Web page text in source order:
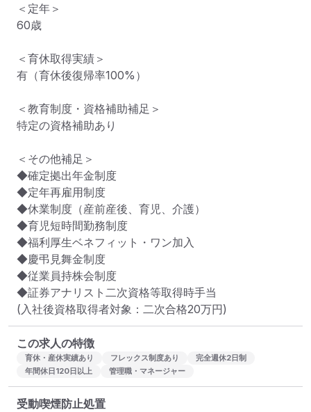
＜定年＞
60歳
＜育休取得実績＞
有（育休後復帰率100%）
＜教育制度・資格補助補足＞
特定の資格補助あり
＜その他補足＞
◆確定拠出年金制度
◆定年再雇用制度
◆休業制度（産前産後、育児、介護）
◆育児短時間勤務制度
◆福利厚生ベネフィット・ワン加入
◆慶弔見舞金制度
◆従業員持株会制度
◆証券アナリスト二次資格等取得時手当
(入社後資格取得者対象：二次合格20万円)
この求人の特徴
育休・産休実績あり フレックス制度あり
完全週休2日制
年間休日120日以上
管理職・マネージャー
受動喫煙防止処置